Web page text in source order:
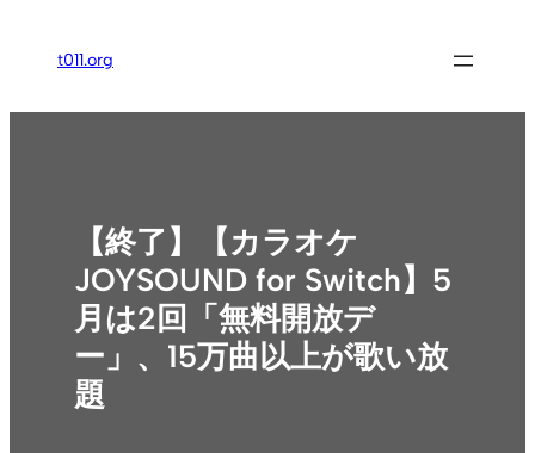
ス
t011.org
【終了】【カラオケ
JOYSOUND for Switch】5
月は2回「無料開放デ
ー」、15万曲以上が歌い放
題